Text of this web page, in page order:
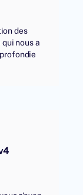
des
qui nous a